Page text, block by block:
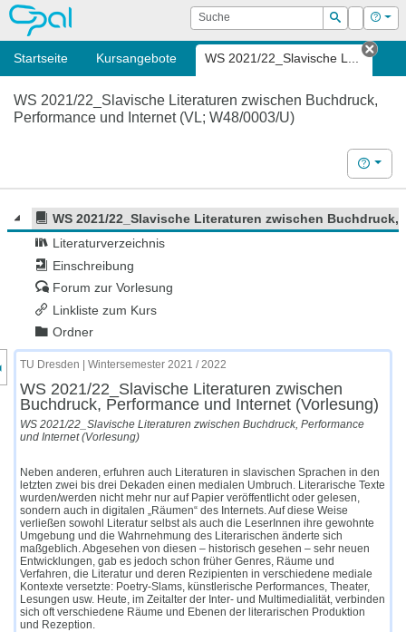
OPAL Suche
Suchen
Login Hilfe
Startseite Kursangebote WS 2021/22_Slavische L...
Tab
WS 2021/22_Slavische Literaturen zwischen Buchdruck,
Performance und Internet (VL; W48/0003/U)
Hilfe
WS 2021/22_Slavische Literaturen zwischen
Literaturverzeichnis
Einschreibung
Forum zur Vorlesung
Linkliste zum Kurs
Ordner
des Kursmenüs
TU Dresden | Wintersemester 2021 / 2022
WS 2021/22_Slavische Literaturen zwischen
Buchdruck, Performance und Internet (Vorlesung)
WS 2021/22_Slavische Literaturen zwischen Buchdruck, Performance
und Internet (Vorlesung)
Neben anderen, erfuhren auch Literaturen in slavischen Sprachen in den
letzten zwei bis drei Dekaden einen medialen Umbruch. Literarische Texte
wurden/werden nicht mehr nur auf Papier veröffentlicht oder gelesen,
sondern auch in digitalen „Räumen“ des Internets. Auf diese Weise
verließen sowohl Literatur selbst als auch die LeserInnen ihre gewohnte
Umgebung und die Wahrnehmung des Literarischen änderte sich
maßgeblich. Abgesehen von diesen – historisch gesehen – sehr neuen
Entwicklungen, gab es jedoch schon früher Genres, Räume und
Verfahren, die Literatur und deren Rezipienten in verschiedene mediale
Kontexte versetzte: Poetry-Slams, künstlerische Performances, Theater,
Lesungen usw. Heute, im Zeitalter der Inter- und Multimedialität, verbinden
sich oft verschiedene Räume und Ebenen der literarischen Produktion
und Rezeption.